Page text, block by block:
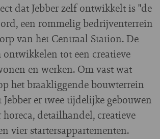
dat Jebber zelf ontwikkelt is "de
een rommelig bedrijventerrein
van het Centraal Station. De
tot een creatieve
en werken. Om vast wat
het braakliggende bouwterrein
er twee tijdelijke gebouwen
horeca, detailhandel, creatieve
vier startersappartementen.